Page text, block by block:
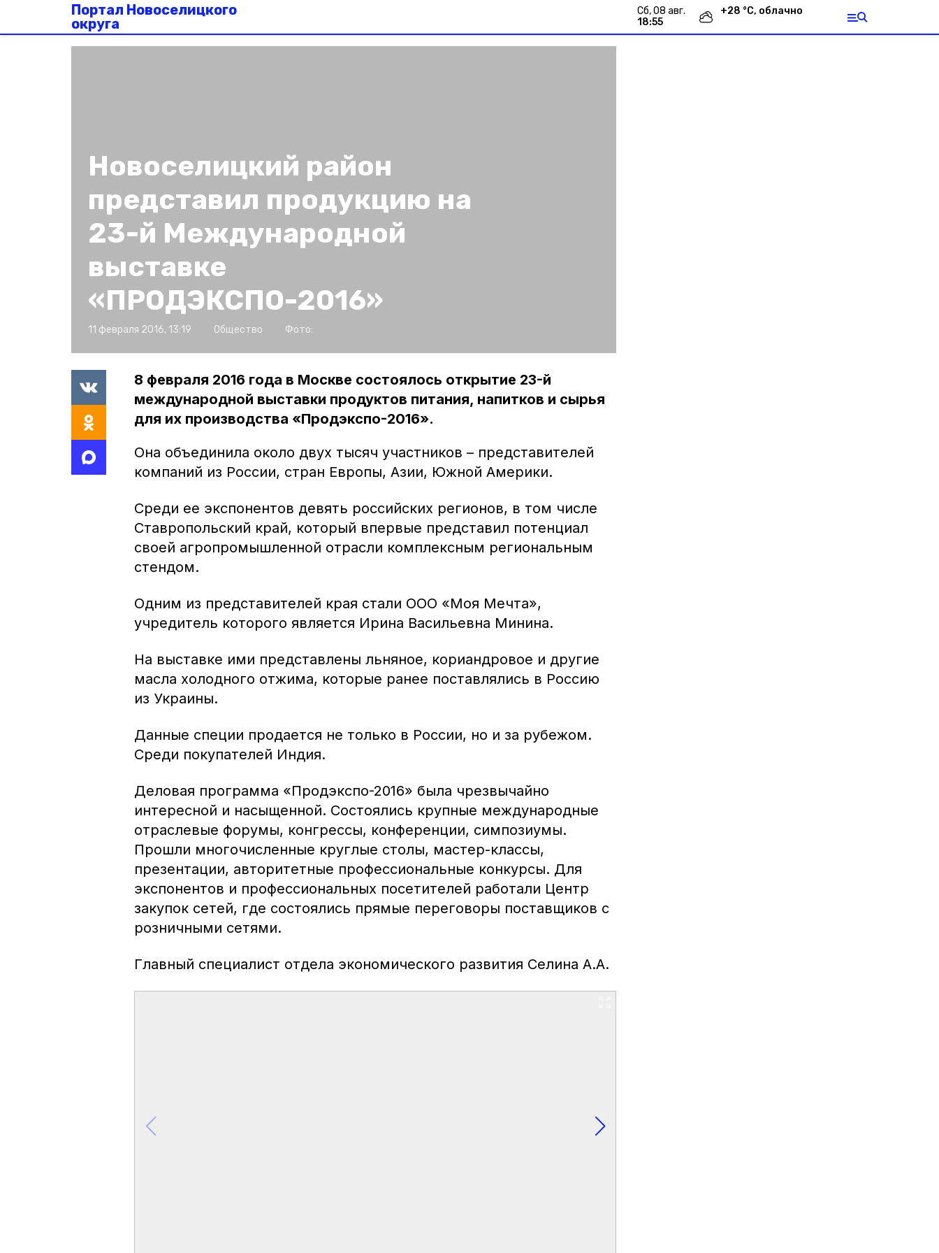
Портал Новоселицкого
округа
сб, 08 авг.
18:55
+28 °С, облачно
Новоселицкий район
представил продукцию на
23-й Международной
выставке
«ПРОДЭКСПО-2016»
11 февраля 2016, 13:19 Общество Фото:
8 февраля 2016 года в Москве состоялось открытие 23-й
международной выставки продуктов питания, напитков и сырья
для их производства «Продэкспо-2016».
Она объединила около двух тысяч участников – представителей
компаний из России, стран Европы, Азии, Южной Америки.
Среди ее экспонентов девять российских регионов, в том числе
Ставропольский край, который впервые представил потенциал
своей агропромышленной отрасли комплексным региональным
стендом.
Одним из представителей края стали ООО «Моя Мечта»,
учредитель которого является Ирина Васильевна Минина.
На выставке ими представлены льняное, кориандровое и другие
масла холодного отжима, которые ранее поставлялись в Россию
из Украины.
Данные специи продается не только в России, но и за рубежом.
Среди покупателей Индия.
Деловая программа «Продэкспо-2016» была чрезвычайно
интересной и насыщенной. Состоялись крупные международные
отраслевые форумы, конгрессы, конференции, симпозиумы.
Прошли многочисленные круглые столы, мастер-классы,
презентации, авторитетные профессиональные конкурсы. Для
экспонентов и профессиональных посетителей работали Центр
закупок сетей, где состоялись прямые переговоры поставщиков с
розничными сетями.
Главный специалист отдела экономического развития Селина А.А.